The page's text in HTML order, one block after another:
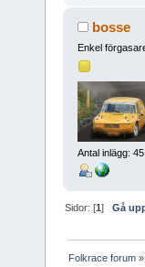
bosse
Enkel
Antal inlägg: 45
Sidor: [1]Gå
Folkrace forum »